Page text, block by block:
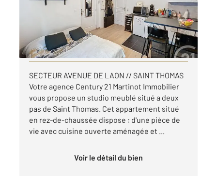
Appartement Studio à louer
525 €
par mois charges comprises
Visiter le site dédié
SECTEUR AVENUE DE LAON // SAINT THOMAS
Votre agence Century 21 Martinot Immobilier
vous propose un studio meublé situé a deux
pas de Saint Thomas. Cet appartement situé
en rez-de-chaussée dispose : d'une pièce de
vie avec cuisine ouverte aménagée et ...
Voir le détail du bien